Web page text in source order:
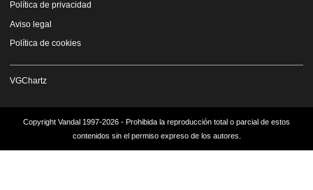
Política de privacidad
Aviso legal
Política de cookies
VGChartz
Copyright Vandal 1997-2026 - Prohibida la reproducción total o parcial de estos
contenidos sin el permiso expreso de los autores.